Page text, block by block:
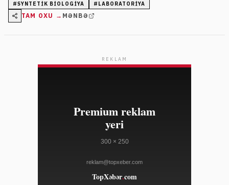
#SYNTETIK BIOLOGIYA # LABORATORIYA
TAM OXU → MƏNBƏ
REKLAM